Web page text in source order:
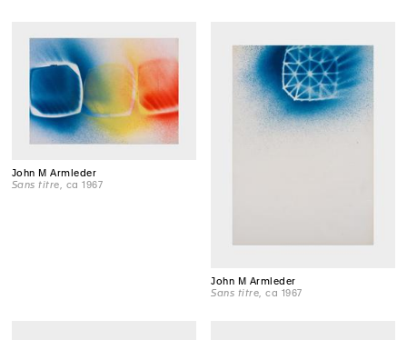
John M Armleder
Sans titre, ca 1967
John M Armleder
Sans titre , ca 1967